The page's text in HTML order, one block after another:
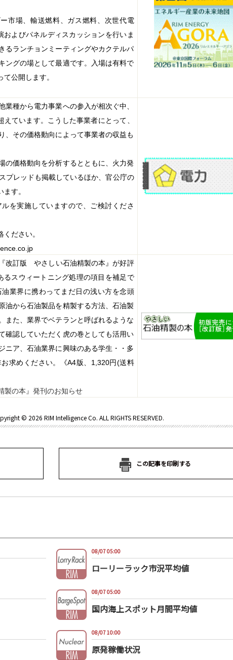
市場、輸送燃料、ガス燃料、次世代電
およびパネルディスカッションを行いま
るランチョンミーティングやカクテルパ
ングの場として最適です。入場は有料で
公開します。
種から電力事業への参入が相次ぐ中、
えています。こうした事業者にとって、
、その価格動向によって事業者の収益も
の価格動向を分析するとともに、火力発
プレッドも掲載しているほか、官公庁の
す。
を実施していますので、ご検討くださ
ださい。
改訂版 やさしい石油精製の本』が好評
るスウィートニング処理の項目を補足で
業界に携わってまだ日の浅い方を念頭
油から石油製品を精製する方法、石油製
また、業界でベテランと呼ばれるような
確認していただく虎の巻としても活用い
ニア、石油業界に興味のある学生・・多
求めください。《A4版、 1,320円(送料
製の本』発刊のお知らせ
© 2026 RIM Intelligence Co. ALL RIGHTS RESERVED.
この記事を印刷する
08/07 05:00
ローリーラック市況平均値
08/07 05:00
国内海上スポット月間平均値
08/07 10:00
原発稼働状況